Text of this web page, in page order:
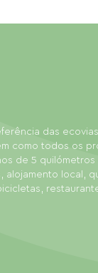
das
como todos os
de 5
alojamento local,